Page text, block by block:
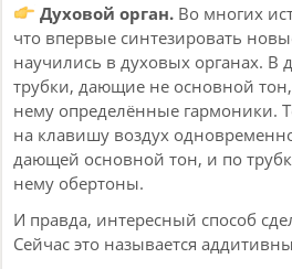
Духовой орган. Во многих
что впервые синтезировать
научились в духовых органах. В
трубки, дающие не основной
нему определённые гармоники.
на клавишу воздух
дающей основной тон, и по
нему обертоны.
И правда, интересный способ
Сейчас это называется